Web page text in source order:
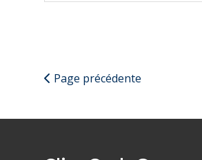
Page précédente